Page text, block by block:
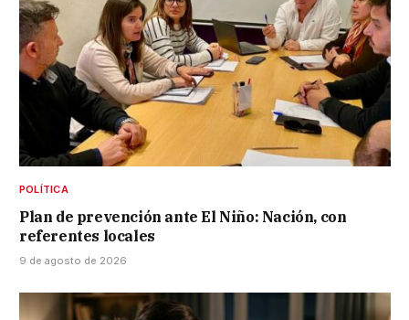
POLÍTICA
Plan de prevención ante El Niño: Nación, con
referentes locales
9 de agosto de 2026